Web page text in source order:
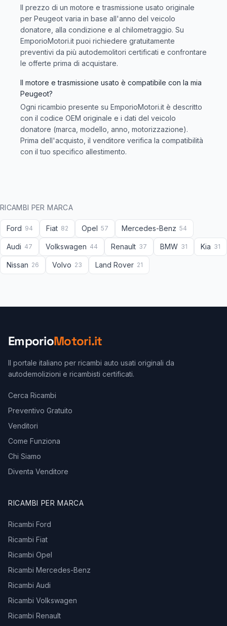
Il prezzo di un motore e trasmissione usato originale
per Peugeot varia in base all'anno del veicolo
donatore, alla condizione e al chilometraggio. Su
EmporioMotori.it puoi richiedere gratuitamente
preventivi da più autodemolitori certificati e confrontare
le offerte prima di acquistare.
Il motore e trasmissione usato è compatibile con la mia
Peugeot?
Ogni ricambio presente su EmporioMotori.it è descritto
con il codice OEM originale e i dati del veicolo
donatore (marca, modello, anno, motorizzazione).
Prima dell'acquisto, il venditore verifica la compatibilità
con il tuo specifico allestimento.
RICAMBI PER MARCA
Ford 94 Fiat 82 Opel 57 Mercedes-Benz 54
Audi 47 Volkswagen 44 Renault 37 BMW 31 Kia 31
Nissan 26 Volvo 23 Land Rover 21
EmporioMotori.it
Il portale italiano per ricambi auto usati originali da
autodemolizioni e ricambisti certificati.
Cerca Ricambi
Preventivo Gratuito
Venditori
Come Funziona
Chi Siamo
Diventa Venditore
RICAMBI PER MARCA
Ricambi Ford
Ricambi Fiat
Ricambi Opel
Ricambi Mercedes-Benz
Ricambi Audi
Ricambi Volkswagen
Ricambi Renault